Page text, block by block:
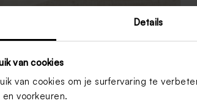
Details
van cookies
van cookies om je surfervaring te
voorkeuren.